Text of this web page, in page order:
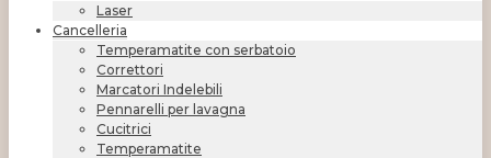
Laser
Cancelleria
Temperamatite con serbatoio
Correttori
Marcatori Indelebili
Pennarelli per lavagna
Cucitrici
Temperamatite